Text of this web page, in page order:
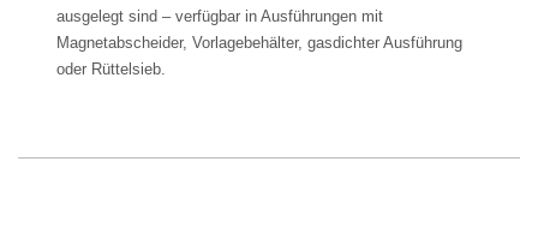
ausgelegt sind – verfügbar in Ausführungen mit
Magnetabscheider, Vorlagebehälter, gasdichter Ausführung
oder Rüttelsieb.